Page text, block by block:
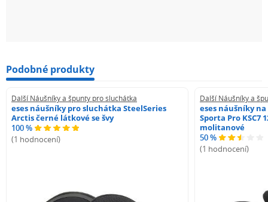
Podobné produkty
Další Náušníky a špunty pro sluchátka
eses náušníky pro sluchátka SteelSeries
Arctis černé látkové se švy
100 %
(1 hodnocení)
Další Náušníky a
eses náušníky
Sporta Pro KSC7
molitanové
50 %
(1 hodnocení)